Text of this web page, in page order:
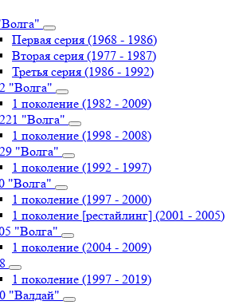
Первая серия (1968 - 1986)
Вторая серия (1977 - 1987)
Третья серия (1986 - 1992)
"Волга"
1 поколение (1982 - 2009)
"Волга"
1 поколение (1998 - 2008)
"Волга"
1 поколение (1992 - 1997)
"Волга"
1 поколение (1997 - 2000)
1 поколение [рестайлинг] (2001 - 2005)
"Волга"
1 поколение (2004 - 2009)
1 поколение (1997 - 2019)
"Валдай"